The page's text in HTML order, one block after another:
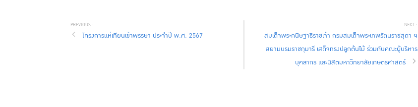
โครงการแห่เทียนเข้าพรรษา ประจำปี พ.ศ. 2567
สมเด็จพระกนิษฐาธิราชเจ้า กรมสมเด็จพระเทพรัตนราชสุดา ฯ
สยามบรมราชกุมารี เสด็จทรงปลูกต้นไม้ ร่วมกับคณะผู้บริหาร
บุคลากร และนิสิตมหาวิทยาลัยเกษตรศาสตร์